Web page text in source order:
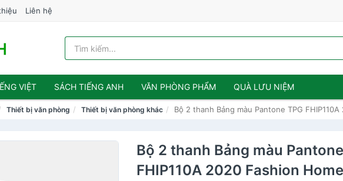
Liên hệ
VIỆT SÁCH TIẾNG ANH VĂN PHÒNG PHẨM QUÀ LƯU NIỆM
Thiết bị văn phòng Thiết bị văn phòng khác Bộ 2 thanh Bảng màu Pantone TPG
Bộ 2 thanh Bảng màu
FHIP110A 2020 Fashion